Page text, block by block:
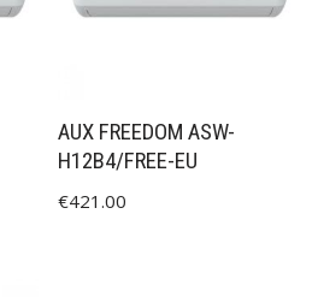
AUX FREEDOM ASW-
H12B4/FREE-EU
€421.00